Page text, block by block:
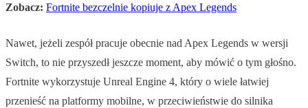
Zobacz: Fortnite bezczelnie kopiuje z Apex Legends
Nawet, jeżeli zespół pracuje obecnie nad Apex Legends w wersji
Switch, to nie przyszedł jeszcze moment, aby mówić o tym głośno.
Fortnite wykorzystuje Unreal Engine 4, który o wiele łatwiej
przenieść na platformy mobilne, w przeciwieństwie do silnika